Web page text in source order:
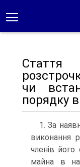
Стаття
чи
порядку
1. За
виконання
членів його
майна в